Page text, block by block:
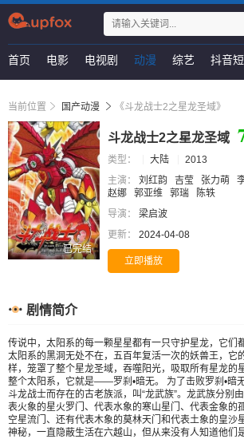
首页 电影 电视剧 动漫 综艺 抖音
当前位置 国产动漫 《斗龙战士2之星龙圣域》
已完结
斗龙战士2之星龙圣域
类型： 大陆
2013
主演：
刘红韵 吉莹 张力萌
赵娜
郭亚维 郭瑞
陈轶
导演：
梁启波
更新：
2024-04-08
立即播放
剧情简介
传说中，太阳系的每一颗星星都有一只守护星龙，它们
太阳系的黑洞无处不在，五百年复活一次的妖兽王，它
样，笼罩了整个星龙圣域，吞噬阳光，吸取所有星龙的
整个太阳系，它就是——罗刹•暗无。 为了击败罗刹•暗
斗龙战士而存在的古老族派，叫“龙武族”。龙武族分别
表火象的星火罗门、代表水象的寒山星门、代表金象的
空星流门、还有代表木象的莫林天门和代表土象的皇沙
神秘，一直隐蔽生活在六越山，但从来没有人知道他们